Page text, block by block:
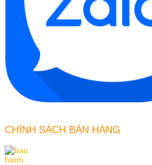
CHÍNH SÁCH BÁN HÀNG